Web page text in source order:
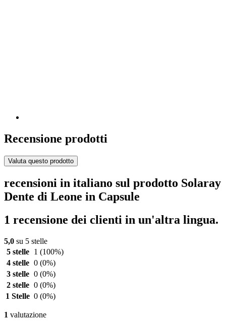
Recensione prodotti
Valuta questo prodotto
recensioni in italiano sul prodotto Solaray
Dente di Leone in Capsule
1 recensione dei clienti in un'altra lingua.
5,0 su 5 stelle
5 stelle
1 (100%)
4 stelle 0 (0%)
3 stelle 0 (0%)
2 stelle 0 (0%)
1 Stelle 0 (0%)
1 valutazione